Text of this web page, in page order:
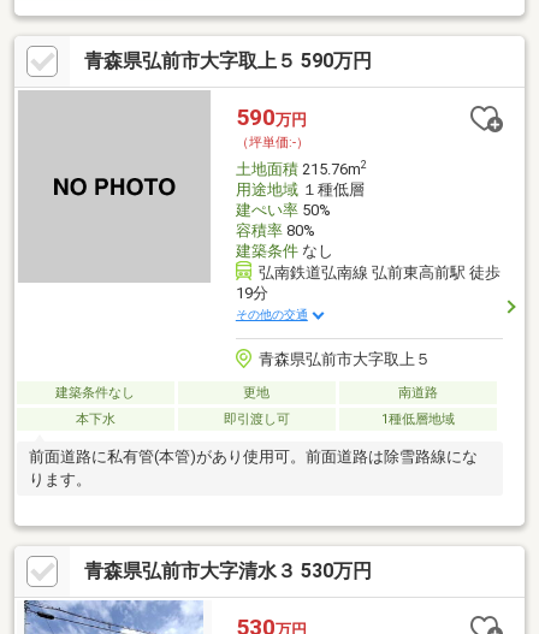
青森県弘前市大字取上５ 590万円
590万円
（坪単価:-）
土地面積215.76m2
用途地域１種低層
建ぺい率50%
容積率80%
建築条件なし
弘南鉄道弘南線 弘前東高前駅 徒歩
19分
その他の交通
青森県弘前市大字取上５
建築条件なし 更地
南道路
本下水
即引渡し可 1種低層地域
前面道路に私有管(本管)があり使用可。前面道路は除雪路線にな
ります。
青森県弘前市大字清水３ 530万円
530万円